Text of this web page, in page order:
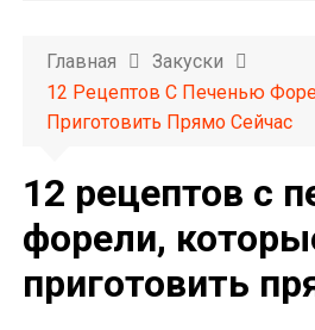
Главная
Закуски
12 Рецептов С Печенью
Приготовить Прямо Сейчас
12 рецептов с
форели,
приготовить